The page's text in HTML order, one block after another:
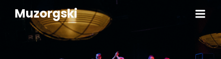
Muzorgski